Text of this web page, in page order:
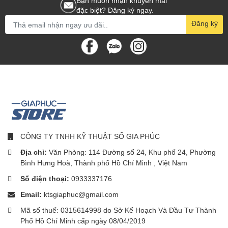
căng thẳng, mệt mỏi và cải thiện sức khỏe cho vùng mắt. Cùng
với đó các chức năng nhiệt độ thông minh giúp kích thích máu lưu
massage.
đặc biệt? Đăng ký ngay.
Đăng ký
CÔNG TY TNHH KỸ THUẬT SỐ GIA PHÚC
Địa chỉ: Văn Phòng: 114 Đường số 24, Khu phố 24, Phường
Bình Hưng Hoà, Thành phố Hồ Chí Minh , Việt Nam
Số điện thoại: 0933337176
Email: ktsgiaphuc@gmail.com
Mã số thuế: 0315614998 do Sở Kế Hoạch Và Đầu Tư Thành
Phố Hồ Chí Minh cấp ngày 08/04/2019